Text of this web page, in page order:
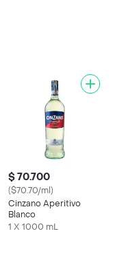
$ 70.700
($70.70/ml)
Cinzano Aperitivo
Blanco
1 X 1000 mL